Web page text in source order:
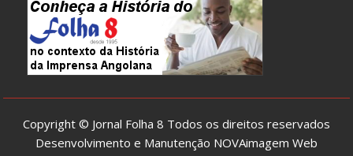
Copyright © Jornal Folha 8 Todos os direitos reservados
Desenvolvimento e Manutenção NOVAimagem Web